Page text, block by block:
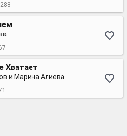
Хватает
и Марина Алиева